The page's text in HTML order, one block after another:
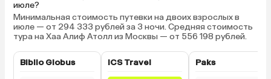
июле?
Минимальная стоимость путевки на двоих взрослых в
июле — от 294 333 рублей за 3 ночи. Средняя стоимость
тура на Хаа Алиф Атолл из Москвы — от 556 198 рублей.
Biblio Globus ICS Travel Paks